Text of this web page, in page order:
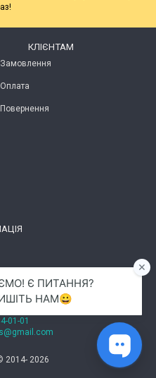
КЛІЄНТАМ
Замовлення
Оплата
Повернення
01-01
2014- 2026